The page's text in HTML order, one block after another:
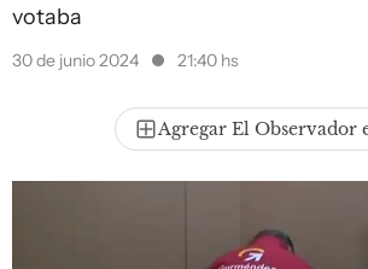
votaba
30 de junio 2024 21:40 hs
Agregar El Observador